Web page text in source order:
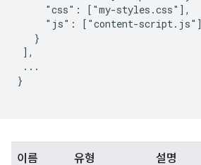
     "css": ["my-styles.css"],
     "js": ["content-script.js"]
   }
],
...
}
이름 유형 설명